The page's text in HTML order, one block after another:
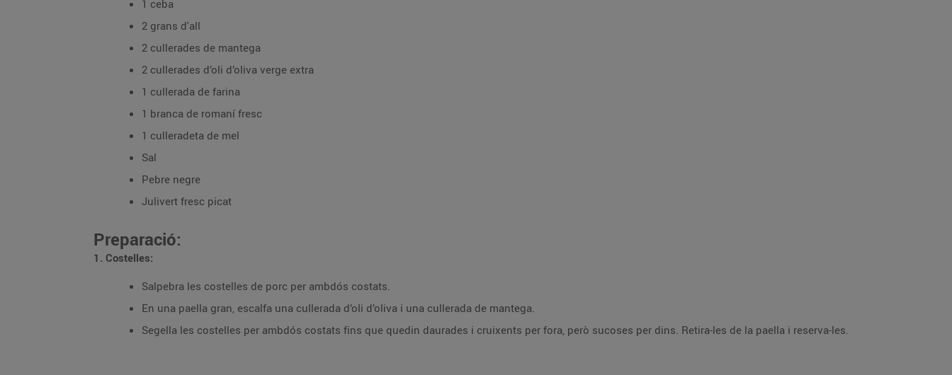
1 ceba
2 grans d'all
2 cullerades de mantega
2 cullerades d’oli d’oliva verge extra
1 cullerada de farina
1 branca de romaní fresc
1 culleradeta de mel
Sal
Pebre negre
Julivert fresc picat
Preparació:
1. Costelles:
Salpebra les costelles de porc per ambdós costats.
En una paella gran, escalfa una cullerada d’oli d’oliva i una cullerada de mantega.
Segella les costelles per ambdós costats fins que quedin daurades i cruixents per fora, però sucoses per dins. Retira-les de la paella i reserva-les.